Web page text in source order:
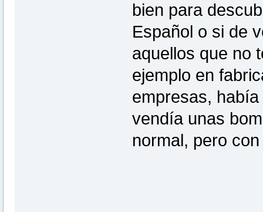
bien para
Español o si de
aquellos que no
ejemplo en
empresas,
vendía unas
normal, pero